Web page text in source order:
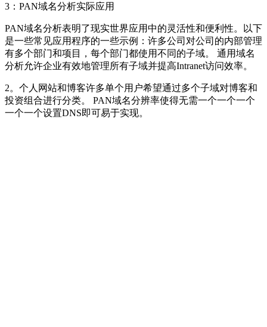
3：PAN域名分析实际应用
PAN域名分析表明了现实世界应用中的灵活性和便利性。以下
是一些常见应用程序的一些示例：许多公司对公司的内部管理
有多个部门和项目，每个部门都使用不同的子域。 通用域名
分析允许企业有效地管理所有子域并提高Intranet访问效率。
2。个人网站和博客许多单个用户希望通过多个子域对博客和
投资组合进行分类。 PAN域名分辨率使得无需一个一个一个
一个一个设置DNS即可易于实现。